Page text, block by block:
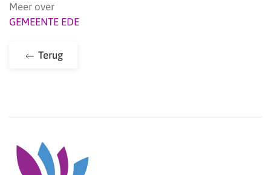
Meer over
GEMEENTE EDE
Terug